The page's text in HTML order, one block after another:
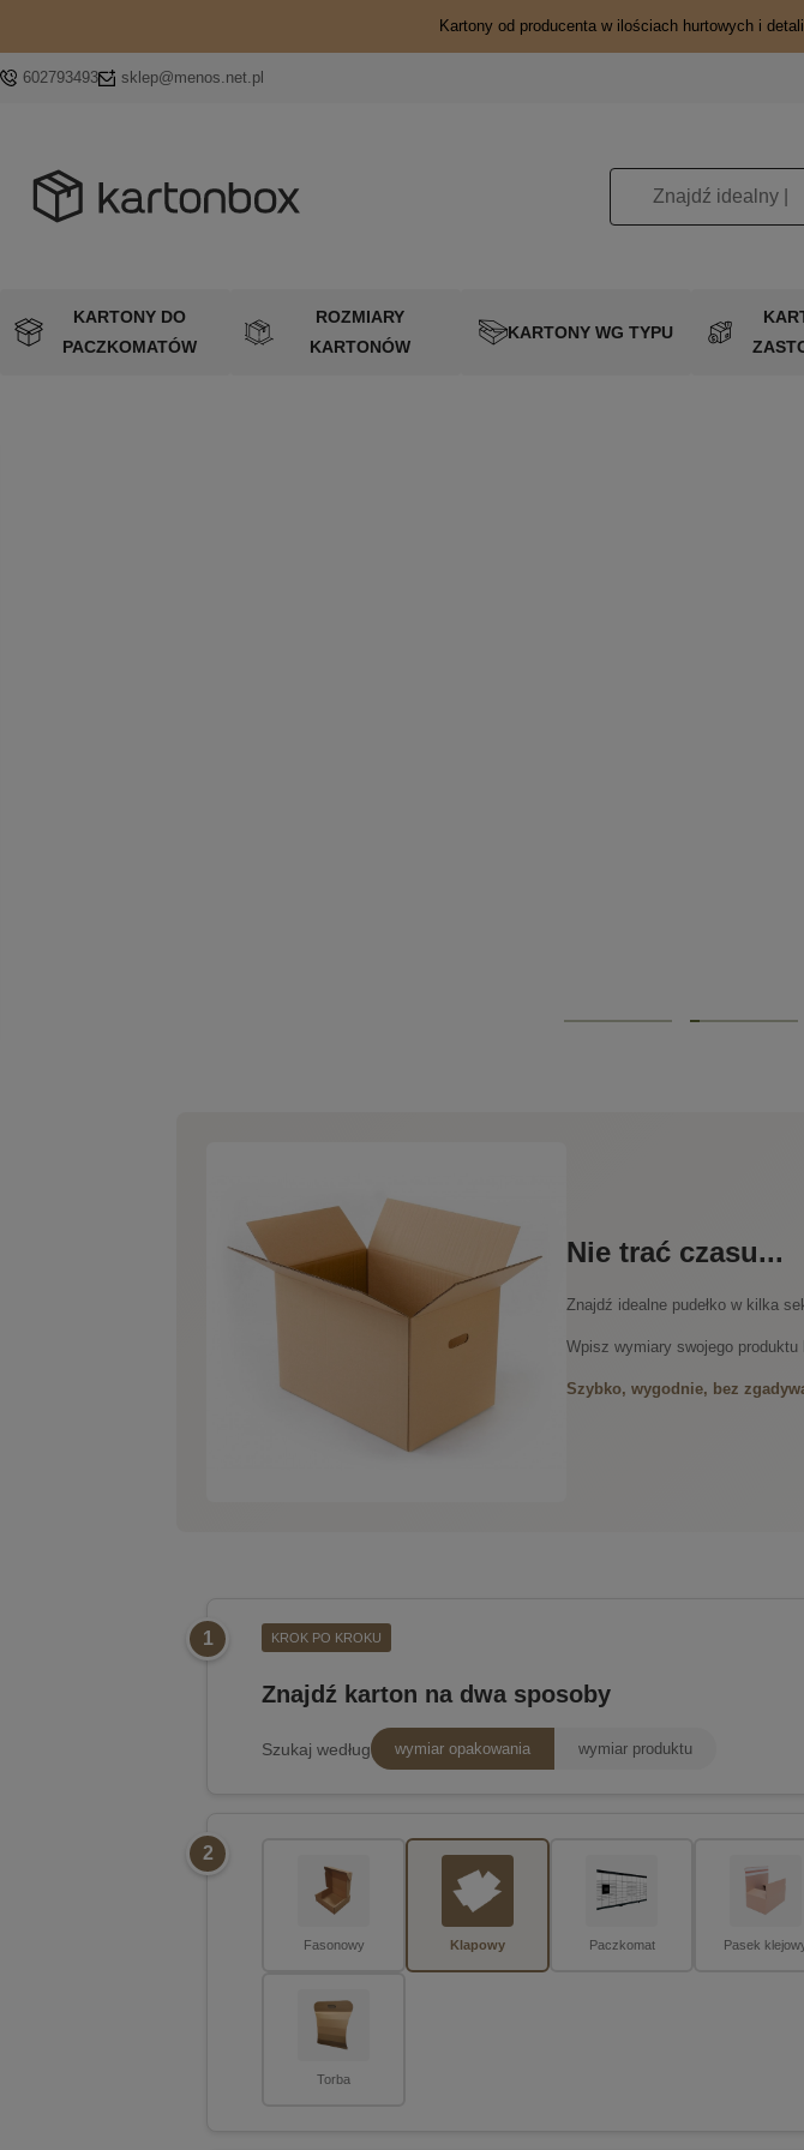
Kartony od producenta w ilościach hurtowych i
602793493 sklep@menos.net.pl
KARTONY DO
PACZKOMATÓW
ROZMIARY
KARTONÓW
KARTONY WG TYPU
Nie trać czasu...
Znajdź idealne pudełko w kilka
Wpisz wymiary swojego produktu
Szybko, wygodnie, bez
KROK PO KROKU
Znajdź karton na dwa sposoby
1
Szukaj według wymiar opakowania wymiar produktu
2
Fasonowy Klapowy Paczkomat Pasek
Torba